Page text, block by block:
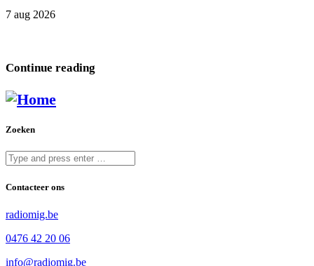
7 aug 2026
Continue reading
Zoeken
Contacteer ons
radiomig.be
0476 42 20 06
info@radiomig.be